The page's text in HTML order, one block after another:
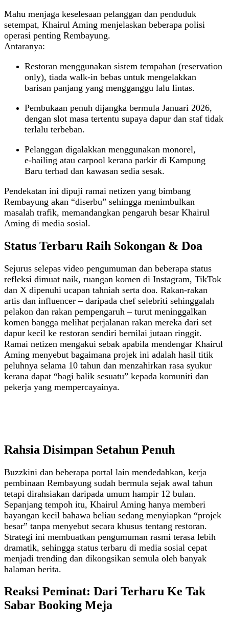
Mahu menjaga keselesaan pelanggan dan penduduk
setempat, Khairul Aming menjelaskan beberapa polisi
operasi penting Rembayung.
Antaranya:
Restoran menggunakan sistem tempahan (reservation
only), tiada walk‑in bebas untuk mengelakkan
barisan panjang yang mengganggu lalu lintas.
Pembukaan penuh dijangka bermula Januari 2026,
dengan slot masa tertentu supaya dapur dan staf tidak
terlalu terbeban.
Pelanggan digalakkan menggunakan monorel,
e‑hailing atau carpool kerana parkir di Kampung
Baru terhad dan kawasan sedia sesak.
Pendekatan ini dipuji ramai netizen yang bimbang
Rembayung akan “diserbu” sehingga menimbulkan
masalah trafik, memandangkan pengaruh besar Khairul
Aming di media sosial.
Status Terbaru Raih Sokongan & Doa
Sejurus selepas video pengumuman dan beberapa status
refleksi dimuat naik, ruangan komen di Instagram, TikTok
dan X dipenuhi ucapan tahniah serta doa. Rakan‑rakan
artis dan influencer – daripada chef selebriti sehinggalah
pelakon dan rakan pempengaruh – turut meninggalkan
komen bangga melihat perjalanan rakan mereka dari set
dapur kecil ke restoran sendiri bernilai jutaan ringgit.
Ramai netizen mengakui sebak apabila mendengar Khairul
Aming menyebut bagaimana projek ini adalah hasil titik
peluhnya selama 10 tahun dan menzahirkan rasa syukur
kerana dapat “bagi balik sesuatu” kepada komuniti dan
pekerja yang mempercayainya.
Rahsia Disimpan Setahun Penuh
Buzzkini dan beberapa portal lain mendedahkan, kerja
pembinaan Rembayung sudah bermula sejak awal tahun
tetapi dirahsiakan daripada umum hampir 12 bulan.
Sepanjang tempoh itu, Khairul Aming hanya memberi
bayangan kecil bahawa beliau sedang menyiapkan “projek
besar” tanpa menyebut secara khusus tentang restoran.
Strategi ini membuatkan pengumuman rasmi terasa lebih
dramatik, sehingga status terbaru di media sosial cepat
menjadi trending dan dikongsikan semula oleh banyak
halaman berita.
Reaksi Peminat: Dari Terharu Ke Tak
Sabar Booking Meja